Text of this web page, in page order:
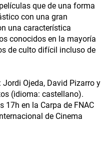
que de una forma
con una gran
una característica
conocidos en la mayoría
de culto difícil incluso de
Jordi Ojeda, David Pizarro y
(idioma: castellano).
17h en la Carpa de FNAC
de Cinema